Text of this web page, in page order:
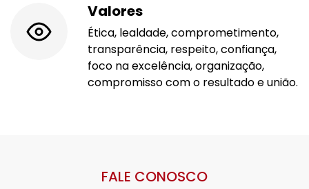
Valores
Ética, lealdade, comprometimento,
transparência, respeito, confiança,
foco na excelência, organização,
compromisso com o resultado e união.
FALE CONOSCO